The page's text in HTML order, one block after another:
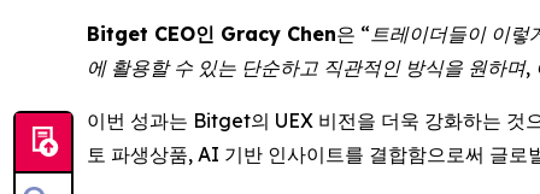
Bitget CEO인 Gracy Chen은 “트레이더들이 이렇
에 활용할 수 있는 단순하고 직관적인 방식을 원하
이번 성과는 Bitget의 UEX 비전을 더욱 강화하는 것
토 파생상품, AI 기반 인사이트를 결합함으로써 글